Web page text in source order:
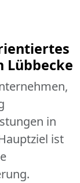
Lübbecke
in
ist